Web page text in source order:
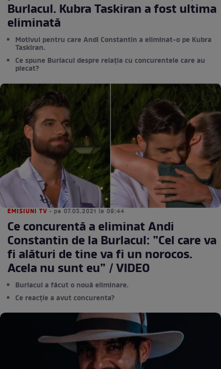
Burlacul. Kubra Taskiran a fost ultima
eliminată
Motivul pentru care Andi Constantin a eliminat-o pe Kubra
Taskiran.
Ce spune Burlacul despre relația cu concurentele care au
plecat?
EMISIUNI TV • pe 07.05.2021 la 09:44
Ce concurentă a eliminat Andi
Constantin de la Burlacul: ”Cel care va
fi alături de tine va fi un norocos.
Acela nu sunt eu” / VIDEO
Burlacul a făcut o nouă eliminare.
Ce reacție a avut concurenta?